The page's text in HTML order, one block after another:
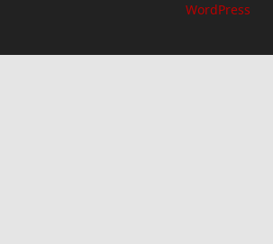
WordPress